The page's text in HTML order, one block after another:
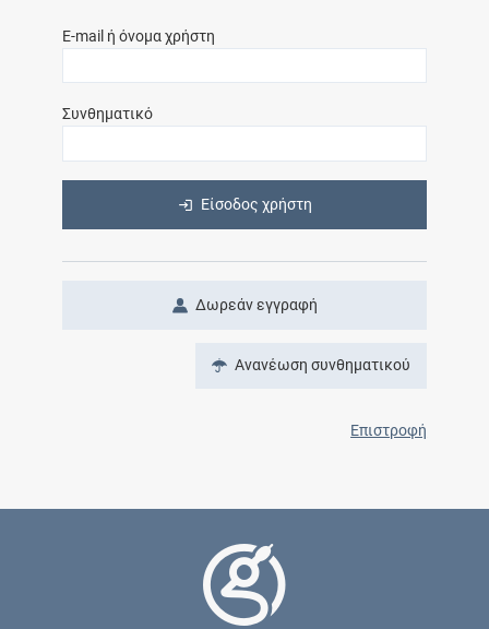
E-mail ή όνομα χρήστη
Συνθηματικό
Είσοδος χρήστη
Δωρεάν εγγραφή
Ανανέωση συνθηματικού
Επιστροφή